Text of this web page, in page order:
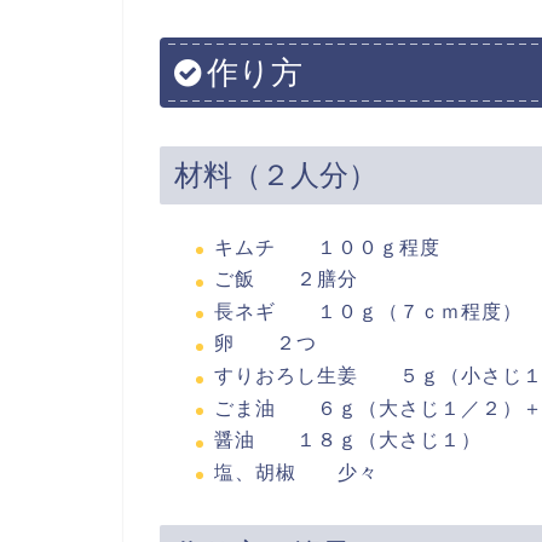
作り方
材料（２人分）
キムチ １００ｇ程度
ご飯 ２膳分
長ネギ １０ｇ（７ｃｍ程度）
卵 ２つ
すりおろし生姜 ５ｇ（小さじ１
ごま油 ６ｇ（大さじ１／２）＋
醤油 １８ｇ（大さじ１）
塩、胡椒 少々